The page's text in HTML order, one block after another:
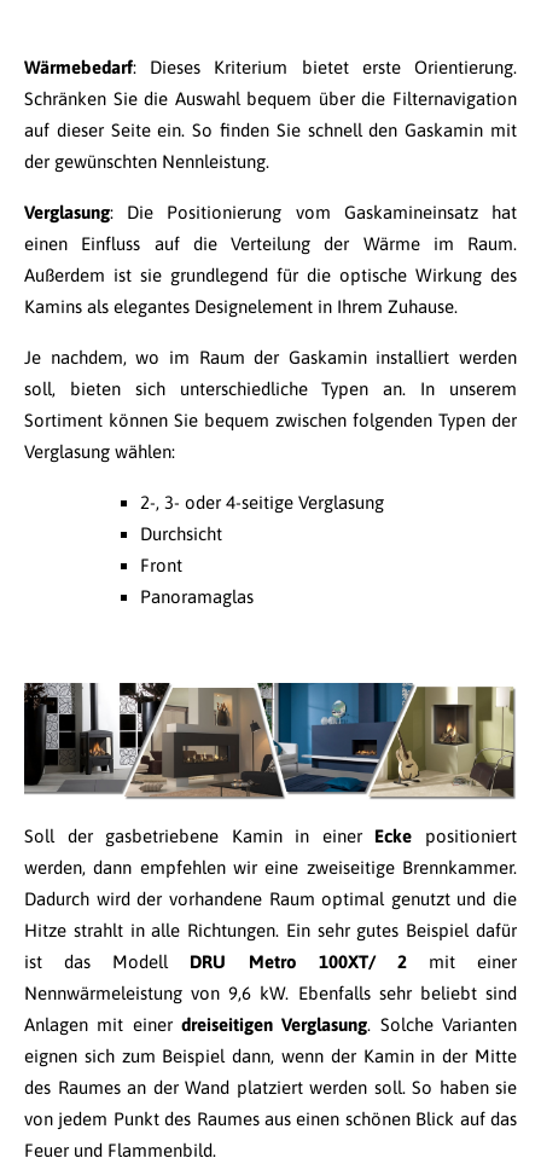
Wärmebedarf: Dieses Kriterium bietet erste Orientierung.
Schränken Sie die Auswahl bequem über die Filternavigation
auf dieser Seite ein. So finden Sie schnell den Gaskamin mit
der gewünschten Nennleistung.
Verglasung: Die Positionierung vom Gaskamineinsatz hat
einen Einfluss auf die Verteilung der Wärme im Raum.
Außerdem ist sie grundlegend für die optische Wirkung des
Kamins als elegantes Designelement in Ihrem Zuhause.
Je nachdem, wo im Raum der Gaskamin installiert werden
soll, bieten sich unterschiedliche Typen an. In unserem
Sortiment können Sie bequem zwischen folgenden Typen der
Verglasung wählen:
2-, 3- oder 4-seitige Verglasung
Durchsicht
Front
Panoramaglas
Soll der gasbetriebene Kamin in einer Ecke positioniert
werden, dann empfehlen wir eine zweiseitige Brennkammer.
Dadurch wird der vorhandene Raum optimal genutzt und die
Hitze strahlt in alle Richtungen. Ein sehr gutes Beispiel dafür
ist das Modell DRU Metro 100XT/ 2mit einer
Nennwärmeleistung von 9,6 kW. Ebenfalls sehr beliebt sind
Anlagen mit einer dreiseitigen Verglasung. Solche Varianten
eignen sich zum Beispiel dann, wenn der Kamin in der Mitte
des Raumes an der Wand platziert werden soll. So haben sie
von jedem Punkt des Raumes aus einen schönen Blick auf das
Feuer und Flammenbild.